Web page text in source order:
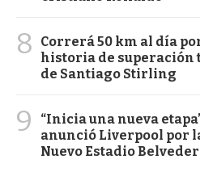
8
Correrá 50 km al día
historia de superación
de Santiago Stirling
9
“Inicia una nueva
anunció Liverpool por
Nuevo Estadio